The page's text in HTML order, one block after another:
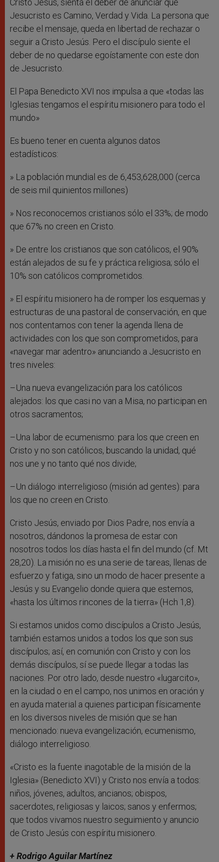
Cristo Jesús, sienta el deber de anunciar que
Jesucristo es Camino, Verdad y Vida. La persona que
recibe el mensaje, queda en libertad de rechazar o
seguir a Cristo Jesús. Pero el discípulo siente el
deber de no quedarse egoístamente con este don
de Jesucristo.
El Papa Benedicto XVI nos impulsa a que «todas las
Iglesias tengamos el espíritu misionero para todo el
mundo»
Es bueno tener en cuenta algunos datos
estadísticos:
» La población mundial es de 6,453,628,000 (cerca
de seis mil quinientos millones)
» Nos reconocemos cristianos sólo el 33%; de modo
que 67% no creen en Cristo.
» De entre los cristianos que son católicos, el 90%
están alejados de su fe y práctica religiosa; sólo el
10% son católicos comprometidos.
» El espíritu misionero ha de romper los esquemas y
estructuras de una pastoral de conservación, en que
nos contentamos con tener la agenda llena de
actividades con los que son comprometidos, para
«navegar mar adentro» anunciando a Jesucristo en
tres niveles:
–Una nueva evangelización para los católicos
alejados: los que casi no van a Misa, no participan en
otros sacramentos;
–Una labor de ecumenismo: para los que creen en
Cristo y no son católicos, buscando la unidad, qué
nos une y no tanto qué nos divide;
–Un diálogo interreligioso (misión ad gentes): para
los que no creen en Cristo.
Cristo Jesús, enviado por Dios Padre, nos envía a
nosotros, dándonos la promesa de estar con
nosotros todos los días hasta el fin del mundo (cf. Mt
28,20). La misión no es una serie de tareas, llenas de
esfuerzo y fatiga, sino un modo de hacer presente a
Jesús y su Evangelio donde quiera que estemos,
«hasta los últimos rincones de la tierra» (Hch 1,8).
Si estamos unidos como discípulos a Cristo Jesús,
también estamos unidos a todos los que son sus
discípulos; así, en comunión con Cristo y con los
demás discípulos, sí se puede llegar a todas las
naciones. Por otro lado, desde nuestro «lugarcito»,
en la ciudad o en el campo, nos unimos en oración y
en ayuda material a quienes participan físicamente
en los diversos niveles de misión que se han
mencionado: nueva evangelización, ecumenismo,
diálogo interreligioso.
«Cristo es la fuente inagotable de la misión de la
Iglesia» (Benedicto XVI) y Cristo nos envía a todos:
niños, jóvenes, adultos, ancianos; obispos,
sacerdotes, religiosas y laicos; sanos y enfermos;
que todos vivamos nuestro seguimiento y anuncio
de Cristo Jesús con espíritu misionero.
+ Rodrigo Aguilar Martínez